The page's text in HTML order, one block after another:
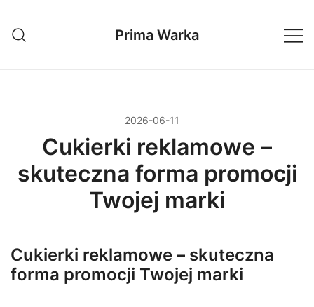
treści
Prima Warka
2026-06-11
Cukierki reklamowe –
skuteczna forma promocji
Twojej marki
Cukierki reklamowe – skuteczna
forma promocji Twojej marki